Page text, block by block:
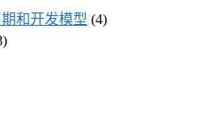
和开发模型 (4)